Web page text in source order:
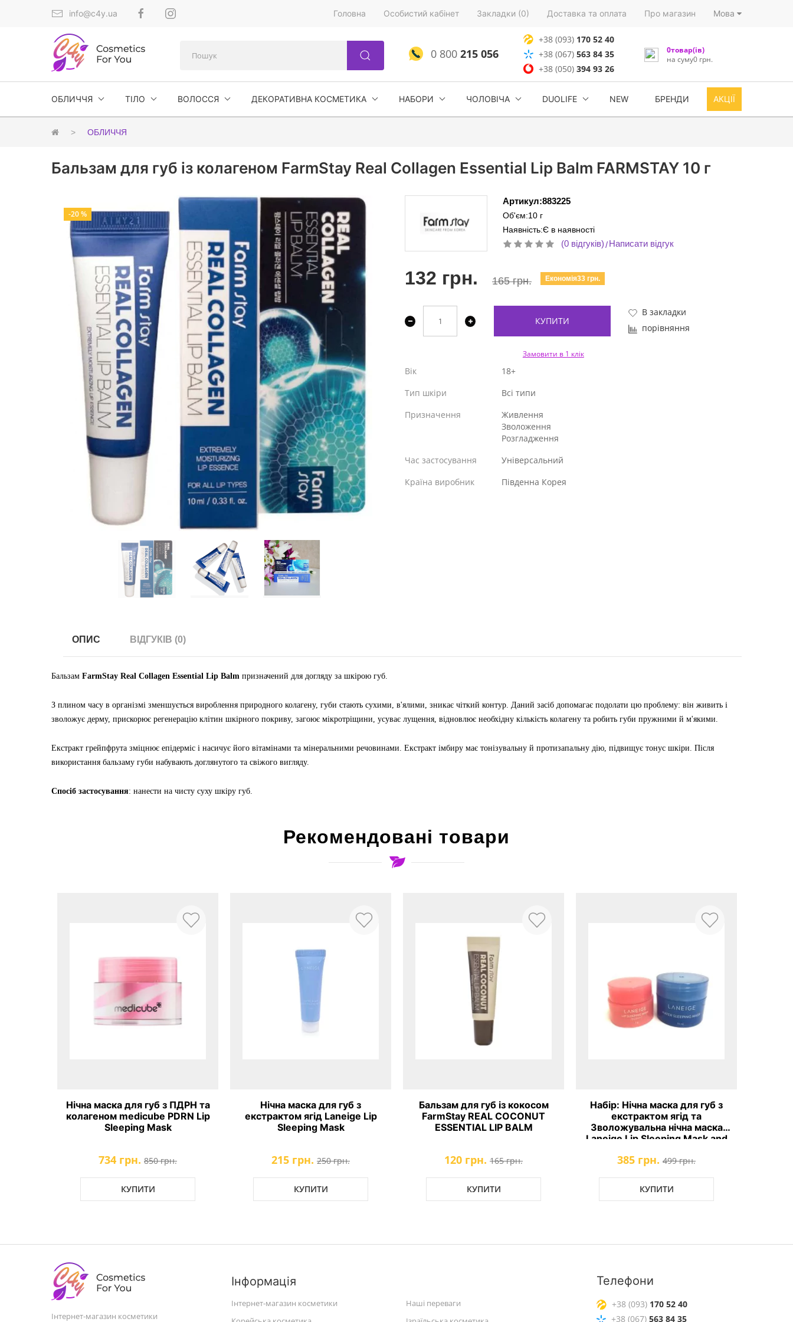
info@c4y.ua Головна Особистий кабінет Закладки (0) Доставка та оплата Про магазин Мова
0 800215 056
+38 (093) 170 52 40
+38 (067) 563 84 35
+38 (050)394 93 26
0товар(ів)
на суму0 грн.
ОБЛИЧЧЯ ТІЛО ВОЛОССЯ ДЕКОРАТИВНА КОСМЕТИКА НАБОРИ ЧОЛОВІЧА DUOLIFE NEW БРЕНДИ АКЦІЇ
ОБЛИЧЧЯ
Бальзам для губ із колагеном FarmStay Real Collagen Essential Lip Balm FARMSTAY 10 г
-20 %
Артикул:883225
Об'єм:10 г
Наявність:Є в наявності
(0 відгуків)/Написати відгук
132 грн. 165 грн. Економія33 грн.
КУПИТИ
В закладки
порівняння
Замовити в 1 клік
Вік
18+
Тип шкіри
Всі типи
Призначення
Живлення
Зволоження
Розгладження
Час застосування
Універсальний
Країна виробник
Південна Корея
ОПИС ВІДГУКІВ (0)
Бальзам FarmStay Real Collagen Essential Lip Balm призначений для догляду за шкірою губ.
З плином часу в організмі зменшується вироблення природного колагену, губи стають сухими, в'ялими, зникає чіткий контур. Даний засіб допомагає подолати цю проблему: він живить і
зволожує дерму, прискорює регенерацію клітин шкірного покриву, загоює мікротріщини, усуває лущення, відновлює необхідну кількість колагену та робить губи пружними й м'якими.
Екстракт грейпфрута зміцнює епідерміс і насичує його вітамінами та мінеральними речовинами. Екстракт імбиру має тонізувальну й протизапальну дію, підвищує тонус шкіри. Після
використання бальзаму губи набувають доглянутого та свіжого вигляду.
Спосіб застосування: нанести на чисту суху шкіру губ.
Рекомендовані товари
Нічна маска для губ з ПДРН та
колагеном medicube PDRN Lip
Sleeping Mask
734 грн. 850 грн.
Нічна маска для губ з
екстрактом ягід Laneige Lip
Sleeping Mask
215 грн. 250 грн.
Бальзам для губ із кокосом
FarmStay REAL COCONUT
ESSENTIAL LIP BALM
120 грн. 165 грн.
Набір: Нічна маска для губ з
екстрактом ягід та
Зволожувальна нічна маска
Laneige Lip Sleeping Mask and
385 грн. 499 грн.
Інтернет-магазин косметики
Інформація
Інтернет-магазин косметики
Наші переваги
Телефони
+38 (093) 170 52 40
+38 (067) 563 84 35